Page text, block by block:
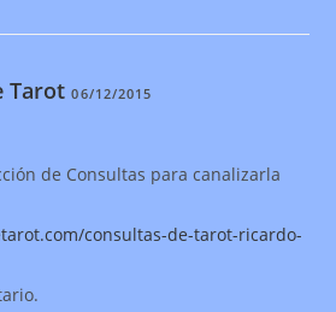
Tarot 06/12/2015
de Consultas para canalizarla
consultas-de-tarot-ricardo-